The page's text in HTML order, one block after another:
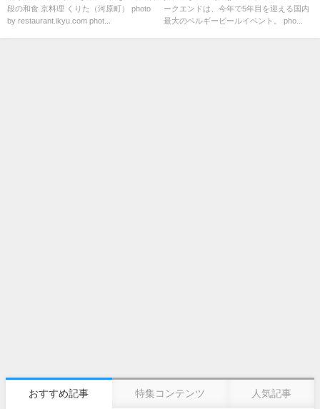
段の和食 京料理 くりた（河原町） photo
by restaurant.ikyu.com phot...
本木で開催中！
ークエンドは、今年で5年目を迎える国内
最大のベルギービールイベント。 pho...
おすすめ記事 特集コンテンツ 人気記事